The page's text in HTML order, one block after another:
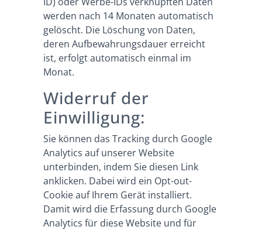
werden nach 14 Monaten automatisch
gelöscht. Die Löschung von Daten,
deren Aufbewahrungsdauer erreicht
ist, erfolgt automatisch einmal im
Monat.
Widerruf der
Einwilligung:
Sie können das Tracking durch Google
Analytics auf unserer Website
unterbinden, indem Sie diesen Link
anklicken. Dabei wird ein Opt-out-
Cookie auf Ihrem Gerät installiert.
Damit wird die Erfassung durch Google
Analytics für diese Website und für